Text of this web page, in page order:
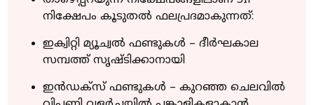
നിക്ഷേപം കൂടുതൽ ഫലപ്രദമാകുന്നത്:
ഇക്വിറ്റി മ്യൂച്വൽ ഫണ്ടുകൾ – ദീർഘകാല
സമ്പത്ത് സൃഷ്ടിക്കാനായി
ഇൻഡക്സ് ഫണ്ടുകൾ – കുറഞ്ഞ ചെലവിൽ